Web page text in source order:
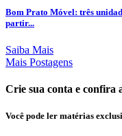
Bom Prato Móvel: três
partir...
Saiba Mais
Mais Postagens
Crie sua conta e confira
Você pode ler matérias